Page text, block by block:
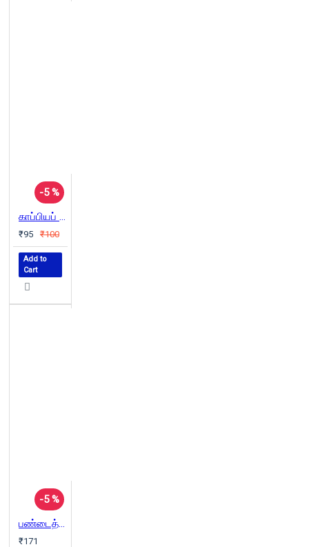
-5 %
காப்பியப் பார்வை
₹95 ₹100
Add to
Cart
-5 %
பண்டைத் தமிழ் நாகரிகமும் பண்பாடும்
₹171